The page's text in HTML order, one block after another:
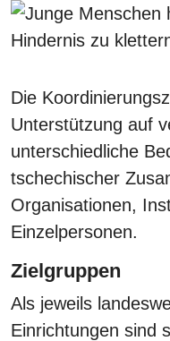
Die
Unterstützung auf
unterschiedliche
tschechischer
Organisationen,
Einzelpersonen.
Zielgruppen
Als jeweils
Einrichtungen sind